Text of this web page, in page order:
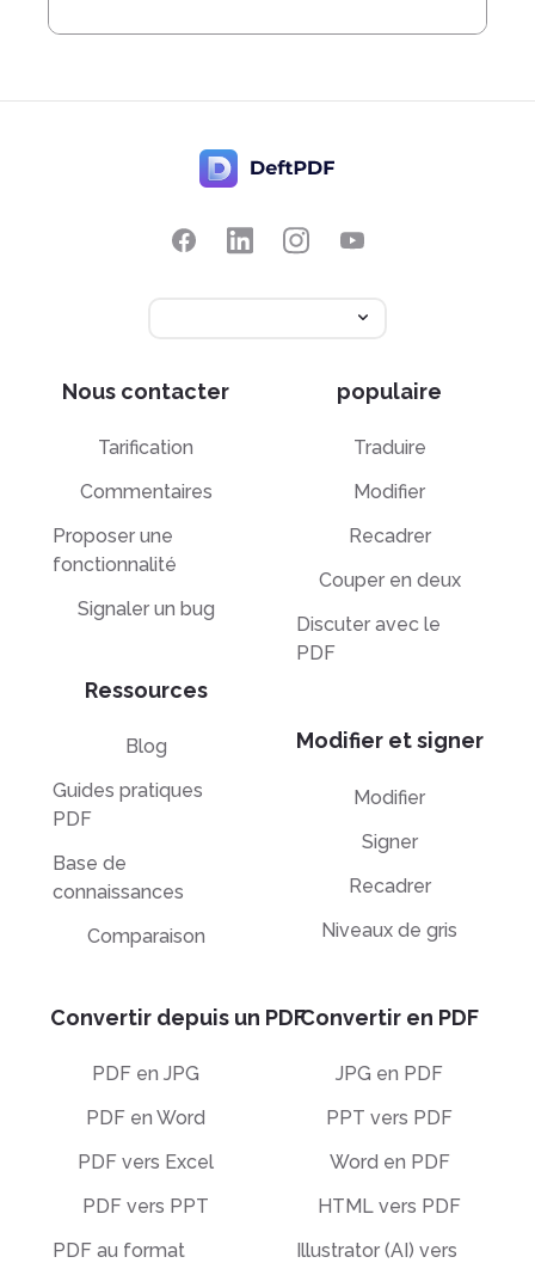
Nous contacter
Tarification
Commentaires
Proposer une
fonctionnalité
Signaler un bug
Ressources
Blog
Guides pratiques
PDF
Base de
connaissances
Comparaison
populaire
Traduire
Modifier
Recadrer
Couper en deux
Discuter avec le
PDF
Modifier et signer
Modifier
Signer
Recadrer
Niveaux de gris
Convertir depuis un PDF
PDF en JPG
PDF en Word
PDF vers Excel
PDF vers PPT
PDF au format
Convertir en PDF
JPG en PDF
PPT vers PDF
Word en PDF
HTML vers PDF
Illustrator (AI) vers